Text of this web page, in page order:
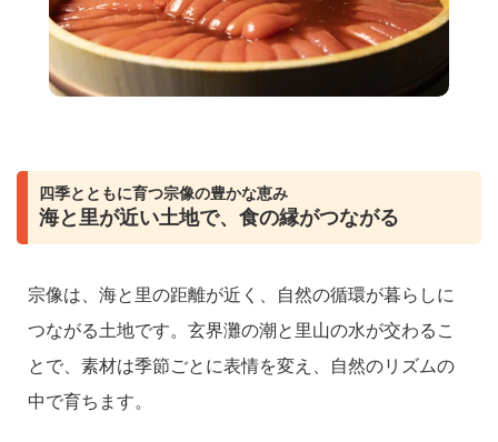
四季とともに育つ宗像の豊かな恵み
海と里が近い土地で、食の縁がつながる
宗像は、海と里の距離が近く、自然の循環が暮らしに
つながる土地です。玄界灘の潮と里山の水が交わるこ
とで、素材は季節ごとに表情を変え、自然のリズムの
中で育ちます。